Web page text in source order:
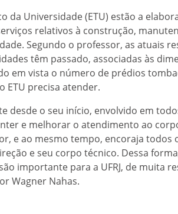
da Universidade (ETU) estão a
relativos à construção,
Segundo o professor, as atuais
têm passado, associadas às
em vista o número de prédios
ETU precisa atender.
desde o seu início, envolvido em
e melhorar o atendimento ao
e ao mesmo tempo, encoraja todos
e seu corpo técnico. Dessa
importante para a UFRJ, de muita
Wagner Nahas.